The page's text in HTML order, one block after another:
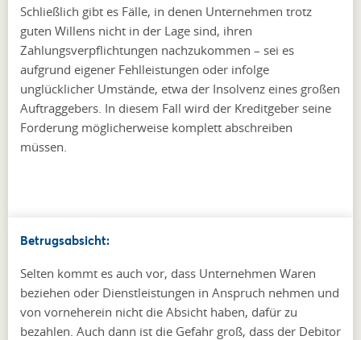
Schließlich gibt es Fälle, in denen Unternehmen trotz
guten Willens nicht in der Lage sind, ihren
Zahlungsverpflichtungen nachzukommen – sei es
aufgrund eigener Fehlleistungen oder infolge
unglücklicher Umstände, etwa der Insolvenz eines großen
Auftraggebers. In diesem Fall wird der Kreditgeber seine
Forderung möglicherweise komplett abschreiben
müssen.
Betrugsabsicht:
Selten kommt es auch vor, dass Unternehmen Waren
beziehen oder Dienstleistungen in Anspruch nehmen und
von vorneherein nicht die Absicht haben, dafür zu
bezahlen. Auch dann ist die Gefahr groß, dass der Debitor